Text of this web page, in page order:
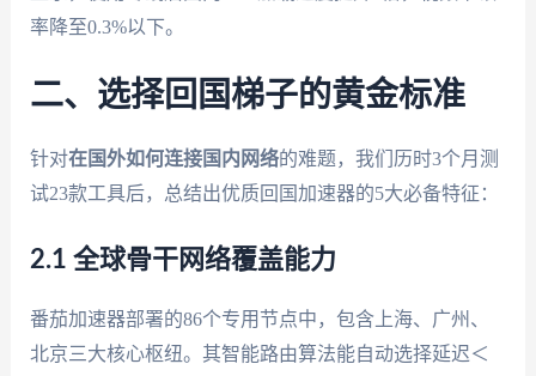
率降至0.3%以下。
二、选择回国梯子的黄金标准
针对在国外如何连接国内网络的难题，我们历时3个月测
试23款工具后，总结出优质回国加速器的5大必备特征：
2.1 全球骨干网络覆盖能力
番茄加速器部署的86个专用节点中，包含上海、广州、
北京三大核心枢纽。其智能路由算法能自动选择延迟＜